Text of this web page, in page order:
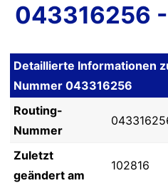
043316256 -
Detaillierte Informationen
Nummer 043316256
Routing-
Nummer
Zuletzt
geändert am
102816